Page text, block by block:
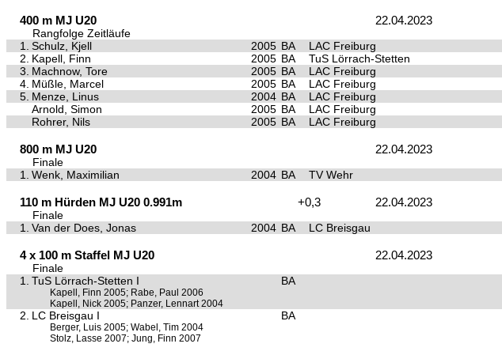
400 m MJ U20 22.04.2023
Rangfolge Zeitläufe
1.
Schulz, Kjell 2005 BA LAC Freiburg
2. Kapell, Finn 2005 BA TuS Lörrach-Stetten
3. Machnow, Tore 2005 BA LAC Freiburg
4. Müßle, Marcel 2005 BA LAC Freiburg
5. Menze, Linus 2004 BA LAC Freiburg
Arnold, Simon 2005 BA LAC Freiburg
Rohrer, Nils
2005 BA LAC Freiburg
800 m MJ U20 22.04.2023
Finale
1.
Wenk, Maximilian 2004 BA TV Wehr
110 m Hürden MJ U20 0.991m +0,3 22.04.2023
Finale
1.
Van der Does, Jonas 2004 BA LC Breisgau
4 x 100 m Staffel MJ U20 22.04.2023
Finale
1.
TuS Lörrach-Stetten I BA
Kapell, Finn 2005; Rabe, Paul 2006
Kapell, Nick 2005; Panzer, Lennart 2004
2. LC Breisgau I BA
Berger, Luis 2005; Wabel, Tim 2004
Stolz, Lasse 2007; Jung, Finn 2007